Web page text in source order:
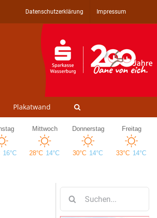
Datenschutzerklärung Impressum
Plakatwand
nach: